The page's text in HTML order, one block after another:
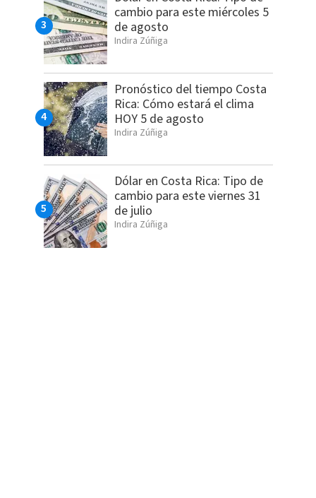
cambio para este miércoles 5
de agosto
Indira Zúñiga
Pronóstico del tiempo Costa
Rica: Cómo estará el clima
HOY 5 de agosto
Indira Zúñiga
Dólar en Costa Rica: Tipo de
cambio para este viernes 31
de julio
Indira Zúñiga